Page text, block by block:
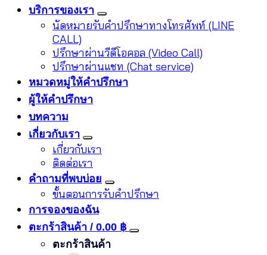
บริการของเรา
นัดหมายรับคำปรึกษาทางโทรศัพท์ (LINE
CALL)
ปรึกษาผ่านวีดีโอคอล (Video Call)
ปรึกษาผ่านแชท (Chat service)
หมวดหมู่ให้คำปรึกษา
ผู้ให้คำปรึกษา
บทความ
เกี่ยวกับเรา
เกี่ยวกับเรา
ติดต่อเรา
คำถามที่พบบ่อย
ขั้นตอนการรับคำปรึกษา
การจองของฉัน
ตะกร้าสินค้า / 0.00 ฿
ตะกร้าสินค้า